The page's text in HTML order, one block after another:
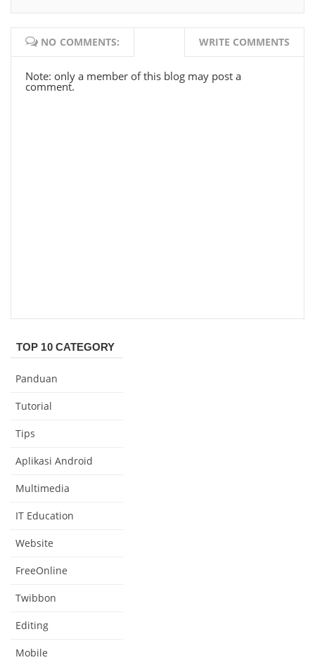
NO COMMENTS: WRITE COMMENTS
Note: only a member of this blog may post a
comment.
TOP 10 CATEGORY
Panduan
Tutorial
Tips
Aplikasi Android
Multimedia
IT Education
Website
FreeOnline
Twibbon
Editing
Mobile